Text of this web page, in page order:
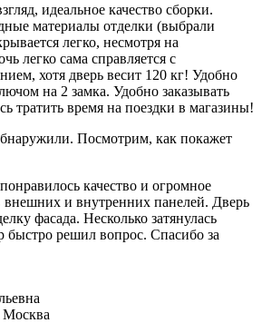
идеальное качество сборки.
материалы отделки (выбрали
легко, несмотря на
легко сама справляется с
хотя дверь весит 120 кг! Удобно
на 2 замка. Удобно заказывать
тратить время на поездки в магазины!
Посмотрим, как покажет
качество и огромное
внешних и внутренних панелей. Дверь
фасада. Несколько затянулась
быстро решил вопрос. Спасибо за
Москва